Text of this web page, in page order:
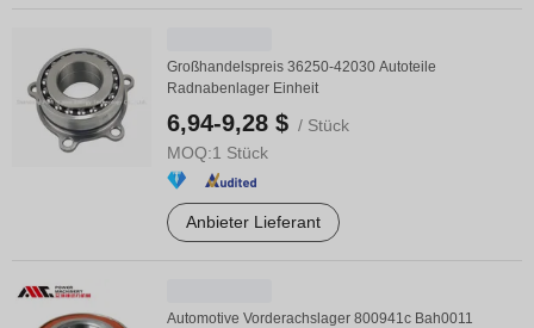
Großhandelspreis 36250-42030 Autoteile
Radnabenlager Einheit
6,94-9,28 $ / Stück
MOQ:1 Stück
Anbieter Lieferant
Automotive Vorderachslager 800941c Bah0011